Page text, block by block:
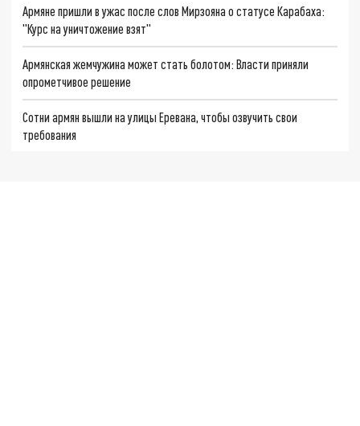
Армяне пришли в ужас после слов Мирзояна о статусе Карабаха:
"Курс на уничтожение взят"
Армянская жемчужина может стать болотом: Власти приняли
опрометчивое решение
Сотни армян вышли на улицы Еревана, чтобы озвучить свои
требования